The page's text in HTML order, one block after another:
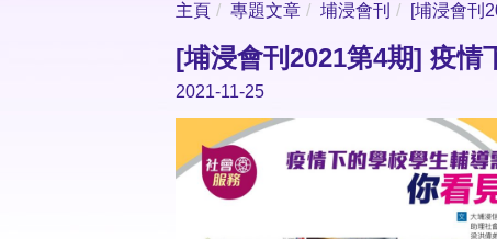
主頁 專題文章 埔浸會刊 [埔浸會刊
[埔浸會刊2021第4期] 疫情
2021-11-25